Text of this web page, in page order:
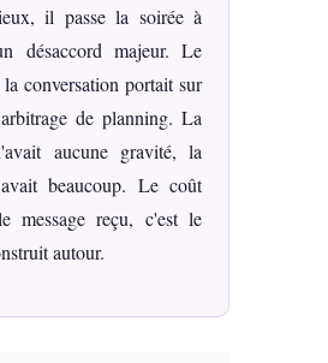
il passe la soirée à
désaccord majeur. Le
conversation portait sur
de planning. La
aucune gravité, la
beaucoup. Le coût
message reçu, c'est le
autour.